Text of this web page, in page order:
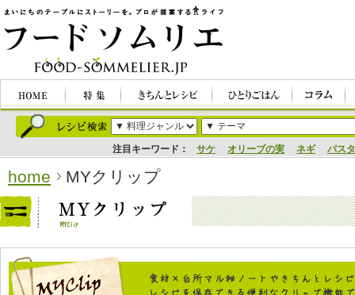
注目キーワード： サケ オリーブの実 ネギ パスタ
home MYクリップ